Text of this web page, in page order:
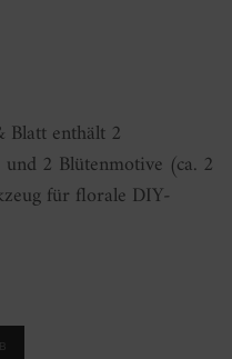
Blatt enthält 2
2 Blütenmotive (ca. 2
für florale DIY-